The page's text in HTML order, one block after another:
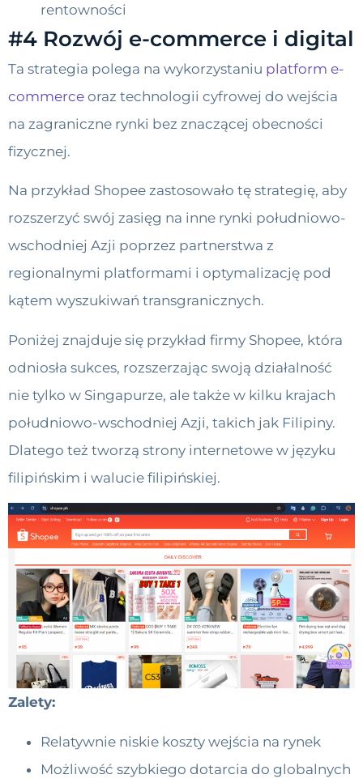
rentowności
#4 Rozwój e-commerce i digital
Ta strategia polega na wykorzystaniu platform e-
commerce oraz technologii cyfrowej do wejścia
na zagraniczne rynki bez znaczącej obecności
fizycznej.
Na przykład Shopee zastosowało tę strategię, aby
rozszerzyć swój zasięg na inne rynki południowo-
wschodniej Azji poprzez partnerstwa z
regionalnymi platformami i optymalizację pod
kątem wyszukiwań transgranicznych.
Poniżej znajduje się przykład firmy Shopee, która
odniosła sukces, rozszerzając swoją działalność
nie tylko w Singapurze, ale także w kilku krajach
południowo-wschodniej Azji, takich jak Filipiny.
Dlatego też tworzą strony internetowe w języku
filipińskim i walucie filipińskiej.
Zalety:
Relatywnie niskie koszty wejścia na rynek
Możliwość szybkiego dotarcia do globalnych